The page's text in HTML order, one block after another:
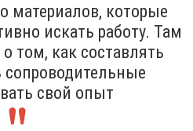
материалов, которые
искать работу. Там
том, как составлять
сопроводительные
свой опыт